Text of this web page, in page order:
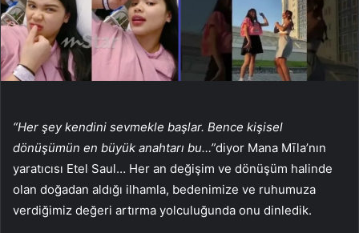
“Her şey kendini sevmekle başlar. Bence kişisel
dönüşümün en büyük anahtarı bu…”diyor Mana Mīla’nın
yaratıcısı Etel Saul… Her an değişim ve dönüşüm halinde
olan doğadan aldığı ilhamla, bedenimize ve ruhumuza
verdiğimiz değeri artırma yolculuğunda onu dinledik.